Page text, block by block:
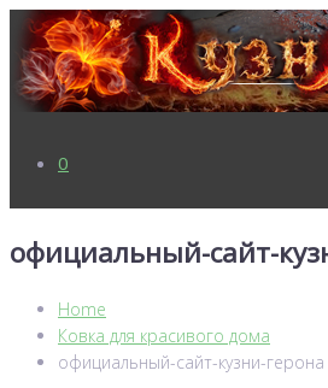
0
официальный-сайт-
Home
Ковка для красивого дома
официальный-сайт-кузни-герона